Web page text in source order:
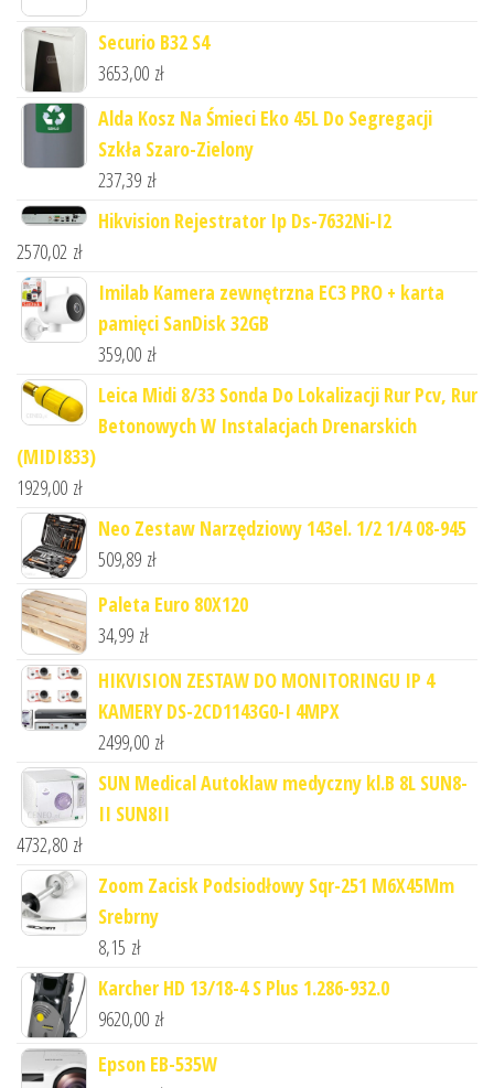
Securio B32 S4
3653,00 zł
Alda Kosz Na Śmieci Eko 45L Do Segregacji
Szkła Szaro-Zielony
237,39 zł
Hikvision Rejestrator Ip Ds-7632Ni-I2
2570,02 zł
Imilab Kamera zewnętrzna EC3 PRO + karta
pamięci SanDisk 32GB
359,00 zł
Leica Midi 8/33 Sonda Do Lokalizacji Rur Pcv, Rur
Betonowych W Instalacjach Drenarskich
(MIDI833)
1929,00 zł
Neo Zestaw Narzędziowy 143el. 1/2 1/4 08-945
509,89 zł
Paleta Euro 80X120
34,99 zł
HIKVISION ZESTAW DO MONITORINGU IP 4
KAMERY DS-2CD1143G0-I 4MPX
2499,00 zł
SUN Medical Autoklaw medyczny kl.B 8L SUN8-
II SUN8II
4732,80 zł
Zoom Zacisk Podsiodłowy Sqr-251 M6X45Mm
Srebrny
8,15 zł
Karcher HD 13/18-4 S Plus 1.286-932.0
9620,00 zł
Epson EB-535W